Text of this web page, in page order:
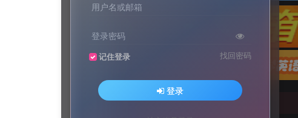
会提取也不会写？八哥来帮忙！
[配音鹅]-[南瓜配音]-[魔音工坊]-[逗哥配音]戳这里查看详情！
会提取也不会写？八哥来帮忙！
用户名或邮箱
登录密码
记住登录 找回密码
登录